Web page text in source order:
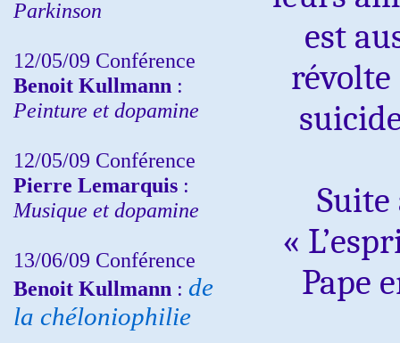
Parkinson
12/05/09 Conférence
Benoit Kullmann :
Peinture et dopamine
12/05/09 Conférence
Pierre Lemarquis :
Musique et dopamine
13/06/09 Conférence
Benoit Kullmann : de
la chéloniophilie
est
révolte
«
Pape